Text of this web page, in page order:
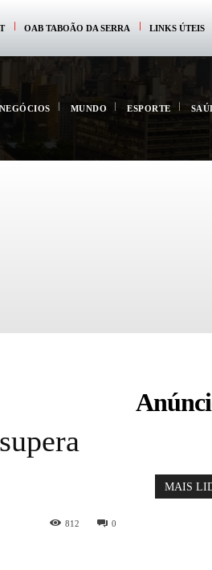
OAB TABOÃO DA SERRA LINKS ÚTEIS
MUNDO ESPORTE
0
812
MAIS